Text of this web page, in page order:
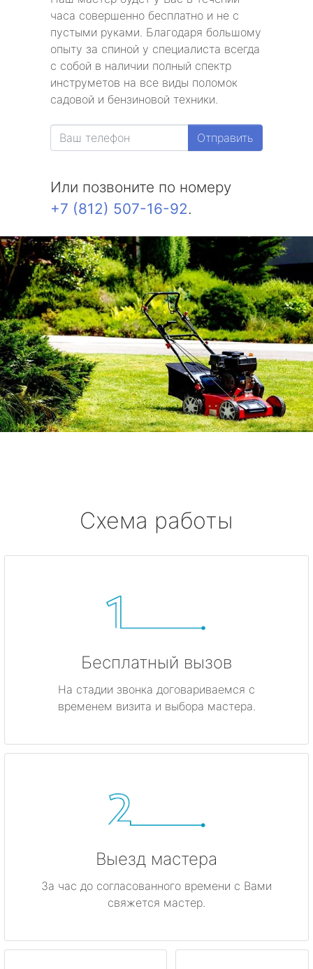
часа совершенно бесплатно и не с
пустыми руками. Благодаря большому
опыту за спиной у специалиста всегда
с собой в наличии полный спектр
инструметов на все виды поломок
садовой и бензиновой техники.
Отправить
Или позвоните по номеру
+7 (812) 507-16-92.
Схема работы
Бесплатный вызов
На стадии звонка договариваемся с
временем визита и выбора мастера.
Выезд мастера
За час до согласованного времени с Вами
свяжется мастер.